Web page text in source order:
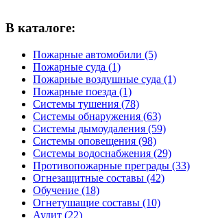
В каталоге:
Пожарные автомобили (5)
Пожарные суда (1)
Пожарные воздушные суда (1)
Пожарные поезда (1)
Системы тушения (78)
Системы обнаружения (63)
Системы дымоудаления (59)
Системы оповещения (98)
Системы водоснабжения (29)
Противопожарные преграды (33)
Огнезащитные составы (42)
Обучение (18)
Огнетушащие составы (10)
Аудит (22)